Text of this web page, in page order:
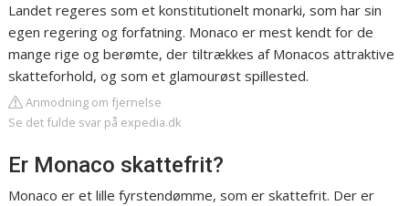
Landet regeres som et konstitutionelt monarki, som har sin
egen regering og forfatning. Monaco er mest kendt for de
mange rige og berømte, der tiltrækkes af Monacos attraktive
skatteforhold, og som et glamourøst spillested.
Anmodning om fjernelse
Se det fulde svar på expedia.dk
Er Monaco skattefrit?
Monaco er et lille fyrstendømme, som er skattefrit. Der er